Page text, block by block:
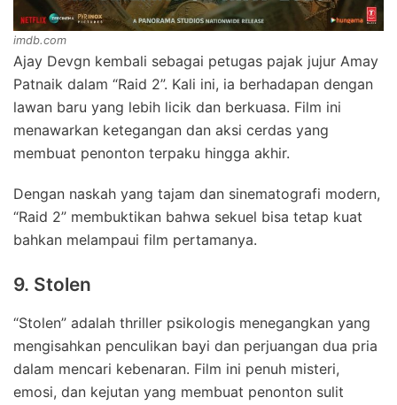
imdb.com
Ajay Devgn kembali sebagai petugas pajak jujur Amay
Patnaik dalam “Raid 2”. Kali ini, ia berhadapan dengan
lawan baru yang lebih licik dan berkuasa. Film ini
menawarkan ketegangan dan aksi cerdas yang
membuat penonton terpaku hingga akhir.
Dengan naskah yang tajam dan sinematografi modern,
“Raid 2” membuktikan bahwa sekuel bisa tetap kuat
bahkan melampaui film pertamanya.
9. Stolen
“Stolen” adalah thriller psikologis menegangkan yang
mengisahkan penculikan bayi dan perjuangan dua pria
dalam mencari kebenaran. Film ini penuh misteri,
emosi, dan kejutan yang membuat penonton sulit